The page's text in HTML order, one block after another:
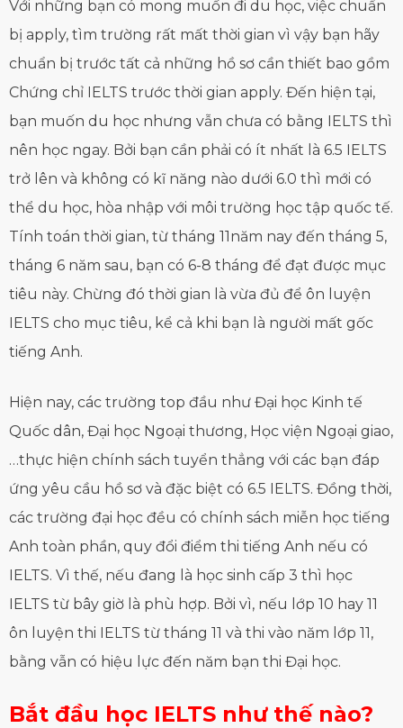
Với những bạn có mong muốn đi du học, việc chuẩn
bị apply, tìm trường rất mất thời gian vì vậy bạn hãy
chuẩn bị trước tất cả những hồ sơ cần thiết bao gồm
Chứng chỉ IELTS trước thời gian apply. Đến hiện tại,
bạn muốn du học nhưng vẫn chưa có bằng IELTS thì
nên học ngay. Bởi bạn cần phải có ít nhất là 6.5 IELTS
trở lên và không có kĩ năng nào dưới 6.0 thì mới có
thể du học, hòa nhập với môi trường học tập quốc tế.
Tính toán thời gian, từ tháng 11năm nay đến tháng 5,
tháng 6 năm sau, bạn có 6-8 tháng để đạt được mục
tiêu này. Chừng đó thời gian là vừa đủ để ôn luyện
IELTS cho mục tiêu, kể cả khi bạn là người mất gốc
tiếng Anh.
Hiện nay, các trường top đầu như Đại học Kinh tế
Quốc dân, Đại học Ngoại thương, Học viện Ngoại giao,
…thực hiện chính sách tuyển thẳng với các bạn đáp
ứng yêu cầu hồ sơ và đặc biệt có 6.5 IELTS. Đồng thời,
các trường đại học đều có chính sách miễn học tiếng
Anh toàn phần, quy đổi điểm thi tiếng Anh nếu có
IELTS. Vì thế, nếu đang là học sinh cấp 3 thì học
IELTS từ bây giờ là phù hợp. Bởi vì, nếu lớp 10 hay 11
ôn luyện thi IELTS từ tháng 11 và thi vào năm lớp 11,
bằng vẫn có hiệu lực đến năm bạn thi Đại học.
Bắt đầu học IELTS như thế nào?